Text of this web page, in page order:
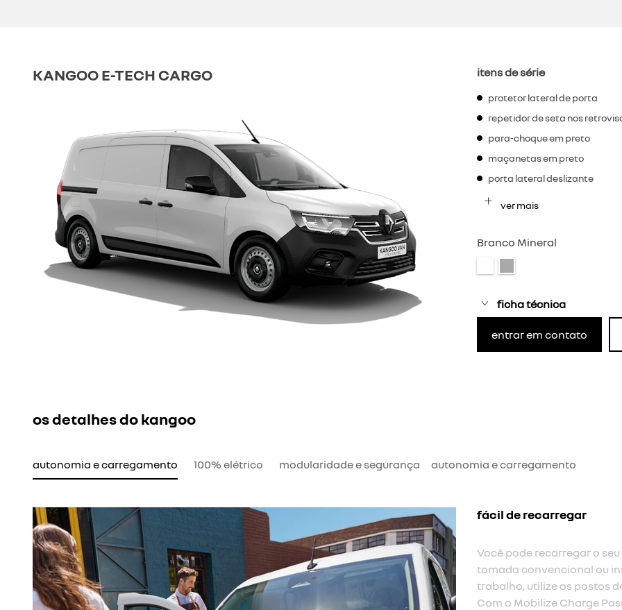
KANGOO E-TECH CARGO itens de série
protetor lateral de porta
repetidor de seta nos
para-choque em preto
maçanetas em preto
porta lateral deslizante
ver mais
Branco Mineral
ficha técnica
entrar em contato
os detalhes do kangoo
autonomia e carregamento 100% elétrico modularidade e segurança autonomia e carregamento
E-Tech 100% elétrico em casa usando uma
uma Wallbox para recarga mais rápida. No
públicos nos centros urbanos ou estradas.
possível localizar e reservar pontos de recarga de